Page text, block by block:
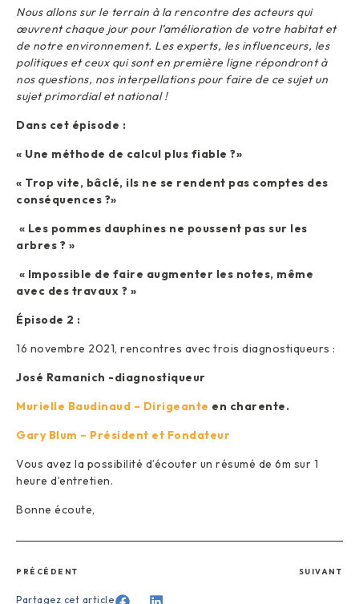
Nous allons sur le terrain à la rencontre des acteurs qui
œuvrent chaque jour pour l’amélioration de votre habitat et
de notre environnement. Les experts, les influenceurs, les
politiques et ceux qui sont en première ligne répondront à
nos questions, nos interpellations pour faire de ce sujet un
sujet primordial et national !
Dans cet épisode :
« Une méthode de calcul plus fiable ?»
« Trop vite, bâclé, ils ne se rendent pas comptes des
conséquences ?»
« Les pommes dauphines ne poussent pas sur les
arbres ? »
« Impossible de faire augmenter les notes, même
avec des travaux ? »
Épisode 2 :
16 novembre 2021, rencontres avec trois diagnostiqueurs :
José Ramanich -diagnostiqueur
Murielle Baudinaud – Dirigeante en charente.
Gary Blum – Président et Fondateur
Vous avez la possibilité d’écouter un résumé de 6m sur 1
heure d’entretien.
Bonne écoute,
PRÉCÉDENT SUIVANT
Partagez cet article